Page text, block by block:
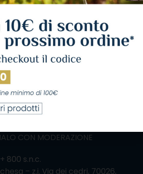
CON MODERAZIONE
800 s.n.c.
– z.i. Via dei cedri, 70026,